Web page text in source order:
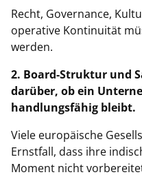
Recht, Governance,
operative Kontinuität
werden.
2. Board-Struktur und
darüber, ob ein
handlungsfähig bleibt.
Viele europäische
Ernstfall, dass ihre
Moment nicht